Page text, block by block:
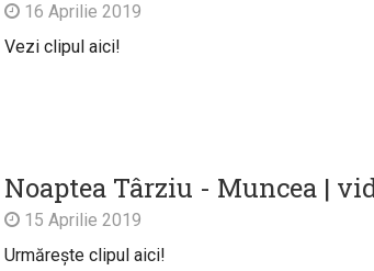
16 Aprilie 2019
Vezi clipul aici!
Noaptea Târziu - Muncea |
15 Aprilie 2019
Urmărește clipul aici!